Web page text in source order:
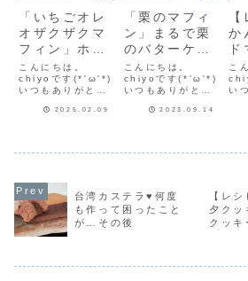
「いちごオレ
オザクザクマ
フィン」ホッ
トケーキミッ
クスで作るザ
クザクマフィ
ン♡簡単マフ
こんにちは。
chiyoです(*'ω'*)
いつもありがとう
ひとつさせてね今
回は「生ドーナツ
とチョコクランチ
ドーナツ」生ドー
ナツとチョコクラ
ンチ...
2025.02.09
「栗のマフィ
ン」まるで栗
のバターケー
キ🌰しっとり
美味しいマフ
ィンレシピだ
よ！
こんにちは。
chiyoです(*'ω'*)
いつもありがとう
栗のマフィンを作
の中身をスプーン
で取り出し、粗く
つぶす。③砂糖と
少量の...
2023.09.14
か
み
タ
ト
こ
い
で
に
る
て
カ
台湾カステラ♥何度
も作って困ったこと
が…その後
【レ
夕クッ
クッキ